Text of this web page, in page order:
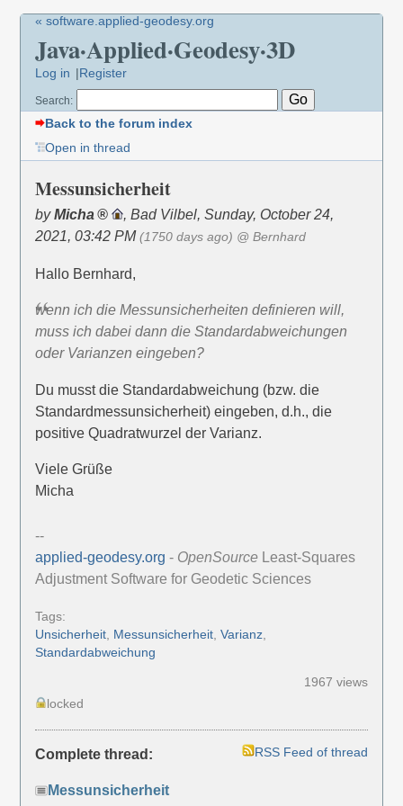
« software.applied-geodesy.org
Java·Applied·Geodesy·3D
Log in Register
Search:
Back to the forum index
Open in thread
Messunsicherheit
byMicha ,Bad Vilbel,Sunday, October 24,
2021, 03:42 PM (1750 days ago) @ Bernhard
Hallo Bernhard,
wenn ich die Messunsicherheiten definieren will,
muss ich dabei dann die Standardabweichungen
oder Varianzen eingeben?
Du musst die Standardabweichung (bzw. die
Standardmessunsicherheit) eingeben, d.h., die
positive Quadratwurzel der Varianz.
Viele Grüße
Micha
--
applied-geodesy.org - OpenSource Least-Squares
Adjustment Software for Geodetic Sciences
Tags:
Unsicherheit Messunsicherheit ,Varianz
Standardabweichung
locked
1967 views
Complete thread: RSS Feed of thread
Messunsicherheit